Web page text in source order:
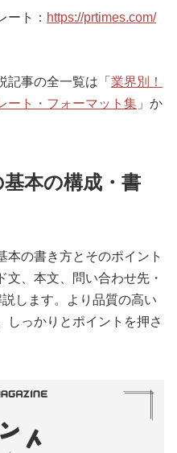
ート： https://prtimes.com/
記事の全一覧は「 業界別！
ート・フォーマット集 」か
本の構成・書
本の書き方とそのポイント
文、本文、問い合わせ先・
します。より品質の高い
しっかりとポイントを押さ